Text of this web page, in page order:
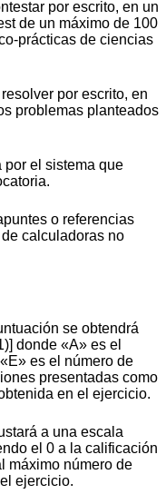
por escrito, en un
de un máximo de 100
prácticas de ciencias
por escrito, en
problemas planteados
el sistema que
o referencias
calculadoras no
se obtendrá
donde «A» es el
es el número de
presentadas como
en el ejercicio.
a una escala
el 0 a la calificación
máximo número de
ejercicio.